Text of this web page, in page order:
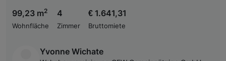
99,23 m2
Wohnfläche
4
Zimmer
€ 1.641,31
Bruttomiete
Yvonne Wichate